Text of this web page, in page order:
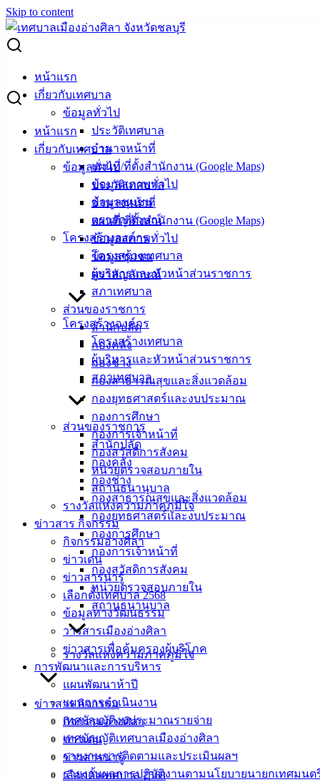
Skip to content
หน้าแรก
เกี่ยวกับเทศบาล
ข้อมูลทั่วไป
ประวัติเทศบาล
อำนาจหน้าที่
แผนที่/ที่ตั้งสำนักงาน (Google Maps)
ข้อมูลสภาพทั่วไป
ข้อมูลชุมชน
ตราสัญลักษณ์
โครงสร้างองค์กร
โครงสร้างเทศบาล
ผู้บริหารและหัวหน้าส่วนราชการ
สภาเทศบาล
ส่วนของราชการ
สำนักปลัด
กองคลัง
กองช่าง
กองสาธารณสุขและสิ่งแวดล้อม
กองยุทธศาสตร์และงบประมาณ
กองการศึกษา
กองการเจ้าหน้าที่
กองสวัสดิการสังคม
หน่วยตรวจสอบภายใน
สถานธนานุบาล
รางวัลแห่งความภาคภูมิใจ
ข่าวสาร กิจกรรม
กิจกรรมอ่างศิลา
ข่าวเด่น
ข่าวสารน่ารู้
เลือกตั้งเทศบาล 2568
ข้อมูลทางวัฒนธรรม
วารสารเมืองอ่างศิลา
ข่าวสารเพื่อคุ้มครองผู้บริโภค
การพัฒนาและการบริหาร
แผนพัฒนาห้าปี
แผนการดำเนินงาน
เทศบัญญัติงบประมาณรายจ่าย
เทศบัญญัติเทศบาลเมืองอ่างศิลา
รายงานการติดตามและประเมินผลฯ
รายงานผลการปฏิบัติงานตามนโยบายนายกเทศมนต
หน้าแรก
เกี่ยวกับเทศบาล
ข้อมูลทั่วไป
ประวัติเทศบาล
อำนาจหน้าที่
แผนที่/ที่ตั้งสำนักงาน (Google Maps)
ข้อมูลสภาพทั่วไป
ข้อมูลชุมชน
ตราสัญลักษณ์
โครงสร้างองค์กร
โครงสร้างเทศบาล
ผู้บริหารและหัวหน้าส่วนราชการ
สภาเทศบาล
ส่วนของราชการ
สำนักปลัด
กองคลัง
กองช่าง
กองสาธารณสุขและสิ่งแวดล้อม
กองยุทธศาสตร์และงบประมาณ
กองการศึกษา
กองการเจ้าหน้าที่
กองสวัสดิการสังคม
หน่วยตรวจสอบภายใน
สถานธนานุบาล
รางวัลแห่งความภาคภูมิใจ
ข่าวสาร กิจกรรม
กิจกรรมอ่างศิลา
ข่าวเด่น
ข่าวสารน่ารู้
เลือกตั้งเทศบาล 2568
Search for:
อบอุ่นวันครู เด็กๆ นำดอกไม้ธูปเทียน กราบระลึกถึงพระคุณของ
คุณครู
อบอุ่นวันครู เด็กๆ นำดอกไม้ธูปเทียน กราบ
ระลึกถึงพระคุณของคุณครู
มิถุนายน 22, 2023มิถุนายน 22, 2023
(22 มิ.ย. 66) ที่ศูนย์พัฒนาเด็กเล็กเทศบาลเมืองอ่างศิลา
เฉลิมพระเกียรติ นางดรุณี สวนหนองแวง รองปลัดเทศบาล
พร้อมด้วยคณะครู นำโดยนางมาลัย ทองเทศ รักษาการใน
ตำแหน่ง หัวหน้าศูนย์พัฒนาเด็กเล็กเทศบาลเมืองอ่างศิลา
เฉลิมพระเกียรติ ร่วมจัดโครงการวันไหว้ครู ประจำปีการศึกษา
2566 เพื่อให้เด็กนักเรียนได้แสดงความเคารพ ความกตัญญู
กตเวที และระลึกถึงพระคุณของคุณครู รวมทั้งเป็นการอนุรักษ์
วัฒนธรรมอันดีงาม โดยเด็กๆ ศูนย์พัฒนาเด็กเล็กฯ ต่างพร้อมใจ
กันนำดอกไม้ธูปเทียนมากราบคุณครู ท่ามกลางบรรยากาศที่